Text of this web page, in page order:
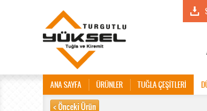
ANA SAYFA ÜRÜNLER TUĞLA ÇEŞİTLERİ
< Önceki Ürün